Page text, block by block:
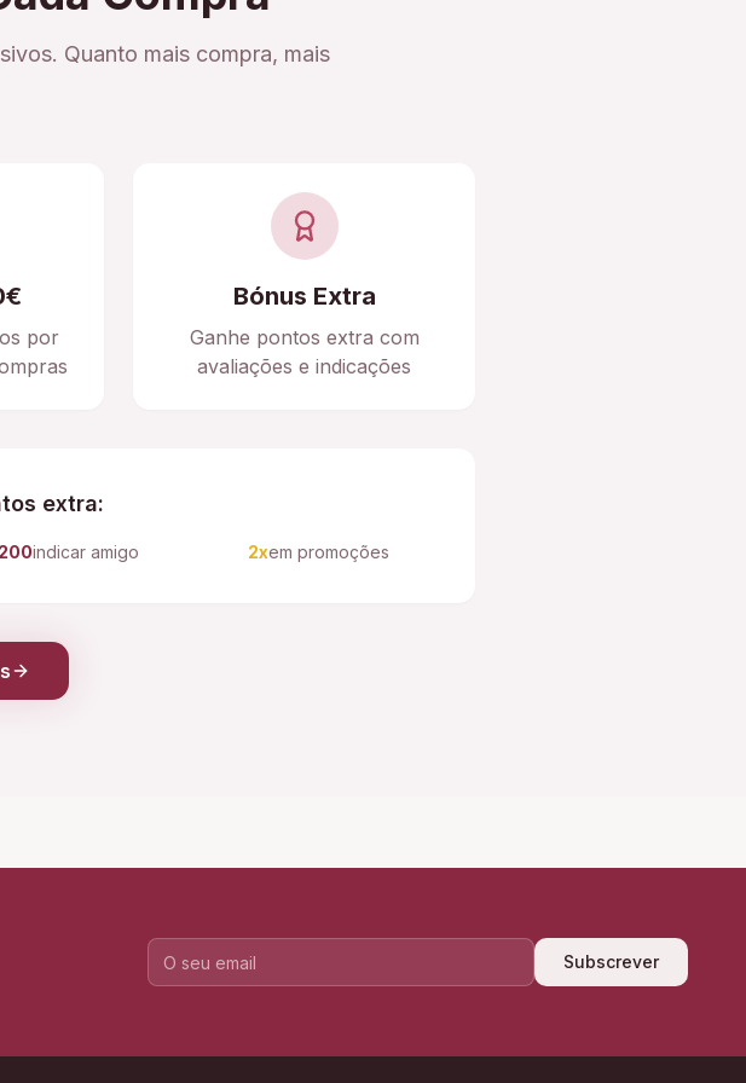
Quanto mais compra, mais
por
Bónus Extra
Ganhe pontos extra com
avaliações e indicações
extra:
indicar amigo 2xem promoções
Subscrever